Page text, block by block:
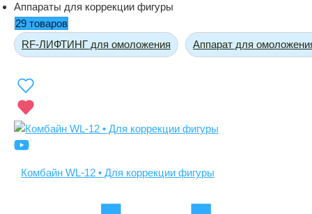
Аппараты для коррекции фигуры
29 товаров
RF-ЛИФТИНГ для омоложения
Аппарат для
Комбайн WL-12 • Для коррекции фигуры